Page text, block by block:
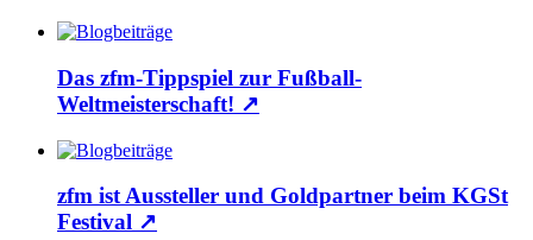
Das zfm-Tippspiel zur Fußball-
Weltmeisterschaft! ↗
zfm ist Aussteller und Goldpartner beim KGSt
Festival ↗